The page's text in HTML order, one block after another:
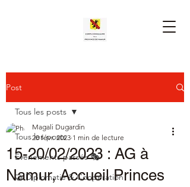
Post
Tous les posts
Événements passés 🎭
🤝 Diplomatie & Coopération
Tous les posts
15-20/02/2023 : AG à
Namur, Accueil Princes
Magali Dugardin
20 févr. 2023 1 min de lecture